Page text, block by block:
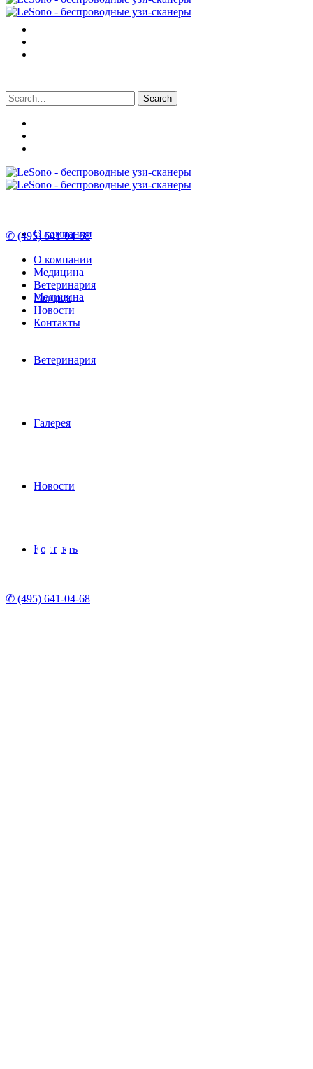
Search
for:
О компании
Медицина
Ветеринария
Галерея
Новости
Контакты
✆ (495) 641-04-68
✆ (495) 641-04-68
О компании
Медицина
Ветеринария
Галерея
Новости
Контакты
КЛИНИЧЕСКАЯ